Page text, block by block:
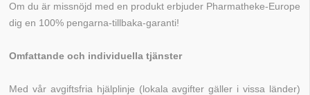
Om du är missnöjd med en produkt erbjuder Pharmatheke-Europe
dig en 100% pengarna-tillbaka-garanti!
Omfattande och individuella tjänster
Med vår avgiftsfria hjälplinje (lokala avgifter gäller i vissa länder)